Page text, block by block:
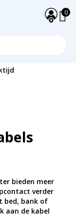
0
bieden meer
verder
bed, bank of
aan de kabel